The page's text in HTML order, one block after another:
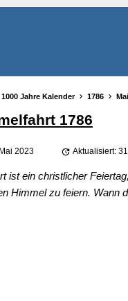
1000 Jahre Kalender 1786 Mai
1786
2023 Aktualisiert:
ist ein christlicher
Himmel zu feiern. Wann